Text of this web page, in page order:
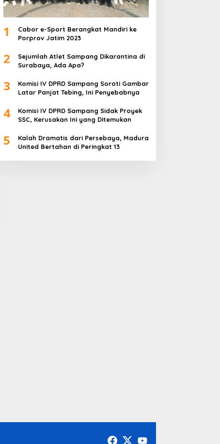
DPRD Sampang Dukung
Pemidanaan Kaum LGBT
PPD Desak PLN Madura
Evaluasi Program Lisdes
Sumenep, Ini Sebabnya
1
Cabor e-Sport Berangkat Mandiri ke
Porprov Jatim 2023
2
Sejumlah Atlet Sampang Dikarantina di
Surabaya, Ada Apa?
3
Komisi IV DPRD Sampang Soroti Gambar
Latar Panjat Tebing, Ini Penyebabnya
4
Komisi IV DPRD Sampang Sidak Proyek
SSC, Kerusakan Ini yang Ditemukan
5
Kalah Dramatis dari Persebaya, Madura
United Bertahan di Peringkat 13